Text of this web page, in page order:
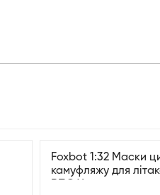
Foxbot 1:32 Маски
камуфляжу для